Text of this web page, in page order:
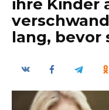
ihre Kinder
lang, bevor